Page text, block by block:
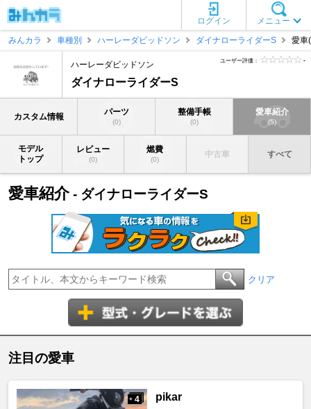
メニュー
ログイン
みんカラ
車種別 ハーレーダビッドソン ダイナローライダーS 愛車
ハーレーダビッドソン
ダイナローライダーS
ユーザー評価： -
カスタム情報 パーツ
(0)
整備手帳
(0)
愛車紹介
(5)
モデル
トップ
レビュー
(0)
燃費
(0)
中古車 すべて
愛車紹介- ダイナローライダーS
クリア
注目の愛車
+ 4 pikar